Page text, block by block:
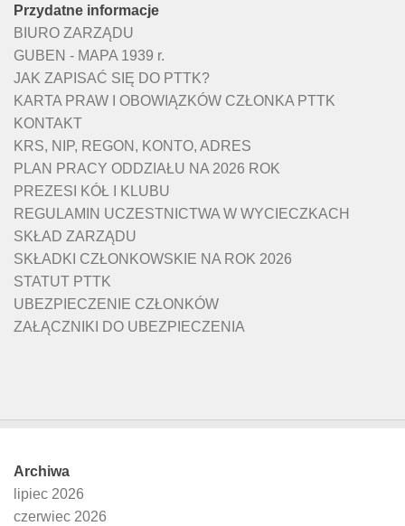
Przydatne informacje
BIURO ZARZĄDU
GUBEN - MAPA 1939 r.
JAK ZAPISAĆ SIĘ DO PTTK?
KARTA PRAW I OBOWIĄZKÓW CZŁONKA PTTK
KONTAKT
KRS, NIP, REGON, KONTO, ADRES
PLAN PRACY ODDZIAŁU NA 2026 ROK
PREZESI KÓŁ I KLUBU
REGULAMIN UCZESTNICTWA W WYCIECZKACH
SKŁAD ZARZĄDU
SKŁADKI CZŁONKOWSKIE NA ROK 2026
STATUT PTTK
UBEZPIECZENIE CZŁONKÓW
ZAŁĄCZNIKI DO UBEZPIECZENIA
Archiwa
lipiec 2026
czerwiec 2026